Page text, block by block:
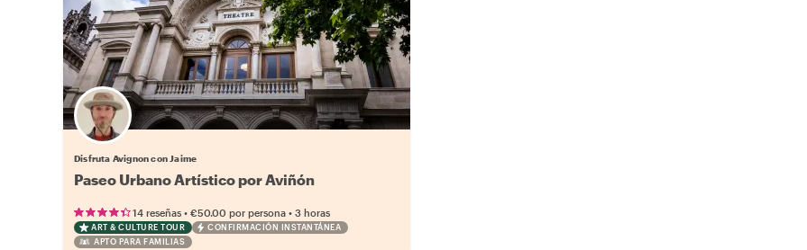
Disfruta Avignon con Jaime
Paseo Urbano Artístico por Aviñón
14 reseñas • €50.00 por persona • 3 horas
ART & CULTURE TOUR
CONFIRMACIÓN INSTANTÁNEA
APTO PARA FAMILIAS